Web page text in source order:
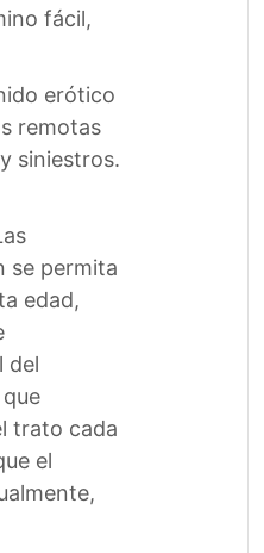
fácil,
erótico
remotas
siniestros.
se permita
edad,
del
trato cada
el